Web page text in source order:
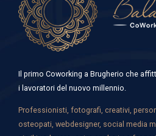
Il primo Coworking a Brugherio che
i lavoratori del nuovo millennio.
Professionisti, fotografi, creativi,
osteopati, webdesigner, social media